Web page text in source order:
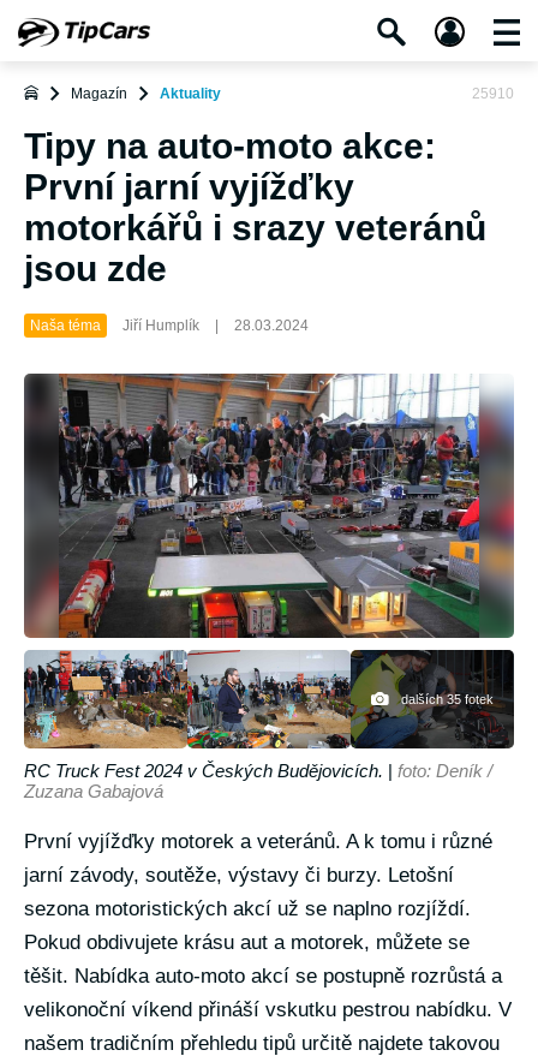
Magazín Aktuality 25910
Tipy na auto-moto akce:
První jarní vyjížďky
motorkářů i srazy veteránů
jsou zde
Naša téma Jiří Humplík 28.03.2024
dalších 35 fotek
RC Truck Fest 2024 v Českých Budějovicích. | foto: Deník /
Zuzana Gabajová
První vyjížďky motorek a veteránů. A k tomu i různé
jarní závody, soutěže, výstavy či burzy. Letošní
sezona motoristických akcí už se naplno rozjíždí.
Pokud obdivujete krásu aut a motorek, můžete se
těšit. Nabídka auto-moto akcí se postupně rozrůstá a
velikonoční víkend přináší vskutku pestrou nabídku. V
našem tradičním přehledu tipů určitě najdete takovou